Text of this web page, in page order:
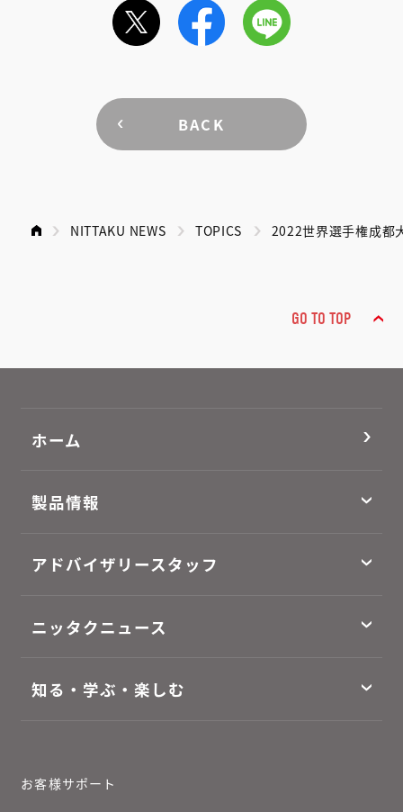
BACK
NITTAKU NEWS TOPICS 2022世界選手権成都
GO TO TOP
ホーム
製品情報
アドバイザリースタッフ
ニッタクニュース
知る・学ぶ・楽しむ
お客様サポート